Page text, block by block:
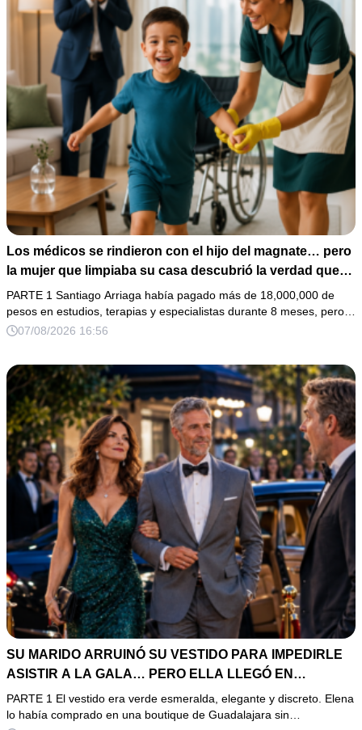
Los médicos se rindieron con el hijo del magnate… pero
la mujer que limpiaba su casa descubrió la verdad que
nadie quiso escuchar.
PARTE 1 Santiago Arriaga había pagado más de 18,000,000 de
pesos en estudios, terapias y especialistas durante 8 meses, pero…
07/08/2026 16:56
SU MARIDO ARRUINÓ SU VESTIDO PARA IMPEDIRLE
ASISTIR A LA GALA… PERO ELLA LLEGÓ EN
LIMUSINA COMO INVITADA DE HONOR DEL DUEÑO DE
LA EMPRESA
PARTE 1 El vestido era verde esmeralda, elegante y discreto. Elena
lo había comprado en una boutique de Guadalajara sin…